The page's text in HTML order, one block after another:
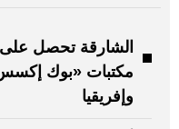
الشارقة تحصل
مكتبات «بوك
وإفريقيا